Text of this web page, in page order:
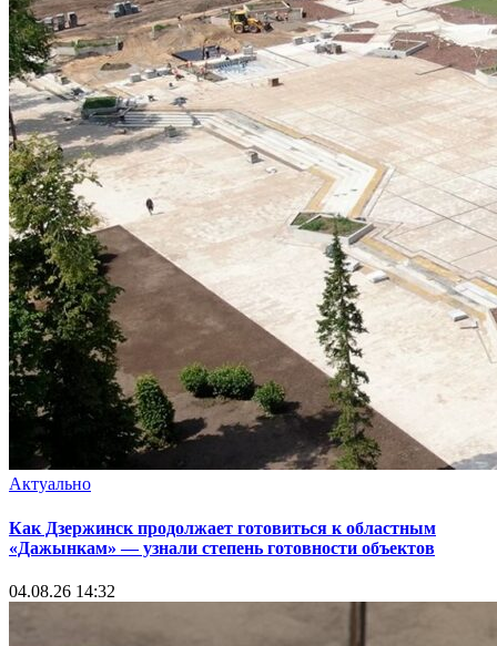
Актуально
Как Дзержинск продолжает готовиться к областным
«Дажынкам» — узнали степень готовности объектов
04.08.26 14:32